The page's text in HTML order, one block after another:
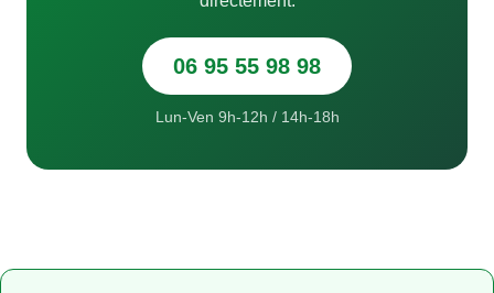
06 95 55 98 98
Lun-Ven 9h-12h / 14h-18h